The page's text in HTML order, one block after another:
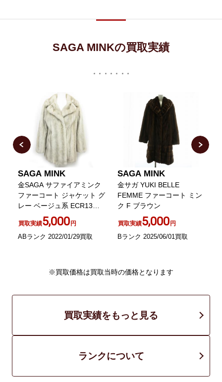
SAGA MINKの買取実績
SAGA MINK
金SAGA サファイアミンク
ファーコート ジャケット グ
レー ベージュ系 ECR13
買取実績5,000円
ABランク 2022/01/29買取
SAGA MINK
金サガ YUKI BELLE
FEMME ファーコート ミン
ク F ブラウン
買取実績5,000円
Bランク 2025/06/01買取
※買取価格は買取当時の価格となります
買取実績をもっと見る
ランクについて